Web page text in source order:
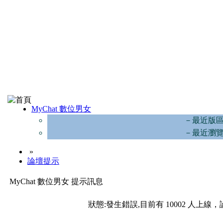
MyChat 數位男女
－最近版
－最近瀏
»
論壇提示
MyChat 數位男女 提示訊息
狀態:發生錯誤,目前有 10002 人上線